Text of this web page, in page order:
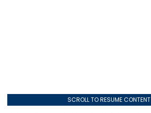
SCROLL TO RESUME CONTENT